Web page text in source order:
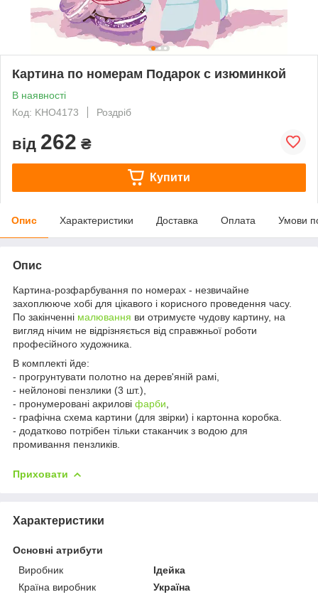
Картина по номерам Подарок с изюминкой
В наявності
Код: KHO4173
Роздріб
від 262 ₴
Купити
Опис Характеристики Доставка Оплата Умови
Опис
Картина-розфарбування по номерах - незвичайне
захоплююче хобі для цікавого і корисного проведення часу.
По закінченні малювання ви отримуєте чудову картину, на
вигляд нічим не відрізняється від справжньої роботи
професійного художника.
В комплекті йде:
- прогрунтувати полотно на дерев'яній рамі,
- нейлонові пензлики (3 шт.),
- пронумеровані акрилові фарби
- графічна схема картини (для звірки) і картонна коробка.
- додатково потрібен тільки стаканчик з водою для
промивання пензликів.
Приховати
Характеристики
Основні атрибути
Виробник
Ідейка
Країна виробник
Україна